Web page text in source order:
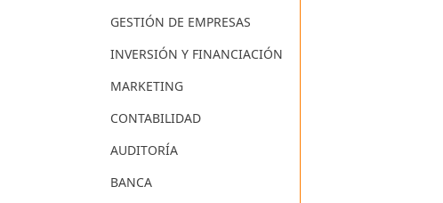
GESTIÓN DE EMPRESAS
INVERSIÓN Y FINANCIACIÓN
MARKETING
CONTABILIDAD
AUDITORÍA
BANCA